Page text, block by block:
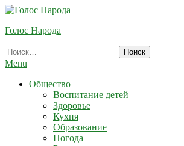
Skip
Content
Голос Народа
Найти:
Menu
Общество
Воспитание детей
Здоровье
Кухня
Образование
Погода